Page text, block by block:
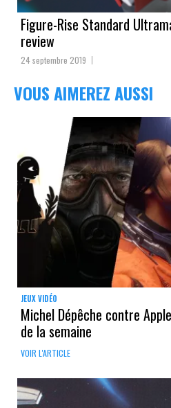
Figure-Rise Standard
review
24 septembre 2019
VOUS AIMEREZ AUSSI
JEUX VIDÉO
Michel Dépêche contre
de la semaine
VOIR L'ARTICLE